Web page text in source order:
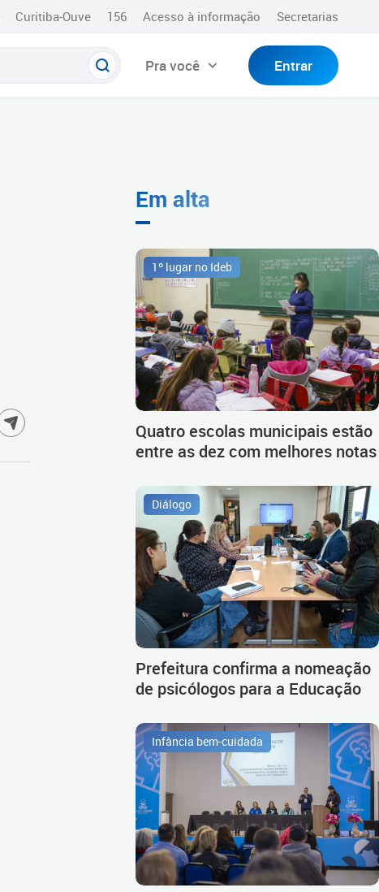
Curitiba-Ouve 156 Acesso à informação Secretarias
Pra você Entrar
Em alta
1º lugar no Ideb
Quatro escolas municipais estão
entre as dez com melhores notas
Diálogo
Prefeitura confirma a nomeação
de psicólogos para a Educação
Infância bem-cuidada